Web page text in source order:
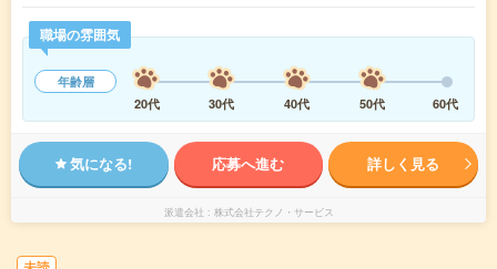
職場の雰囲気
年齢層
20代
30代 40代 50代 60代
気になる! 応募へ進む 詳しく見る
派遣会社 株式会社テクノ・サービス